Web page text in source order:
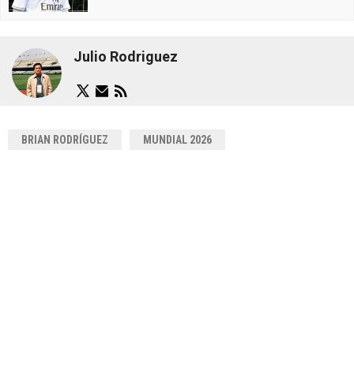
Julio Rodriguez
BRIAN RODRÍGUEZ MUNDIAL 2026